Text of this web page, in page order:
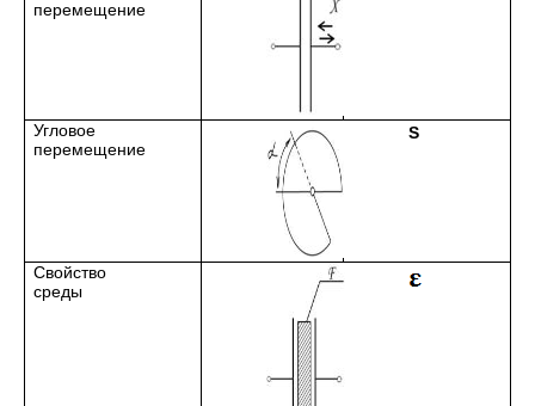
перемещение
Угловое
перемещение
S
Свойство
среды